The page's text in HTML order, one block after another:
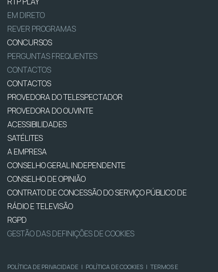
EM DIRETO
REVER PROGRAMAS
CONCURSOS
PERGUNTAS FREQUENTES
CONTACTOS
CONTACTOS
PROVEDORA DO TELESPECTADOR
PROVEDORA DO OUVINTE
ACESSIBILIDADES
SATÉLITES
A EMPRESA
CONSELHO GERAL INDEPENDENTE
CONSELHO DE OPINIÃO
CONTRATO DE CONCESSÃO DO SERVIÇO PÚBLICO DE
RÁDIO E TELEVISÃO
RGPD
GESTÃO DAS DEFINIÇÕES DE COOKIES
POLÍTICA DE PRIVACIDADE | POLÍTICA DE COOKIES | TERMOS E